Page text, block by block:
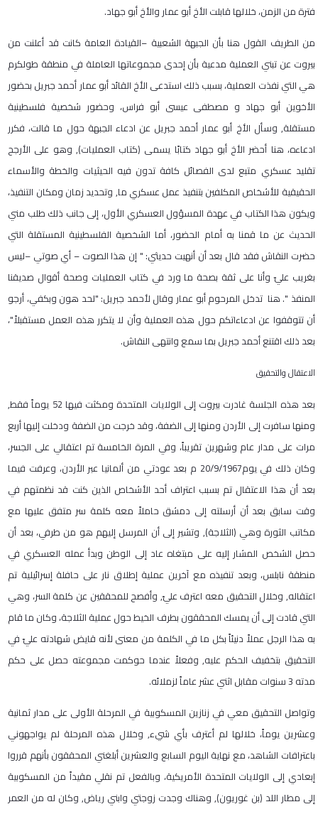
فترة من الزمن، خلالها قابلت الأخ أبو عمار والأخ أبو جهاد.
من الطريف القول هنا بأن الجبهة الشعبية –القيادة العامة كانت قد أعلنت من
بيروت عن تبني العملية مدعية بأن إحدى مجموعاتها العاملة في منطقة طولكرم
هي التي نفذت العملية، بسبب ذلك استدعى الأخ القائد أبو عمار أحمد جبريل بحضور
الأخوين أبو جهاد و مصطفى عيسى أبو فراس، وحضور شخصية فلسطينية
مستقلة, وسأل الأخ أبو عمار أحمد جبريل عن ادعاء الجبهة حول ما قالت، فكرر
ادعاءه، هنا أحضر الأخ أبو جهاد كتابًا يسمى (كتاب العمليات), وهو على الأرجح
تقليد عسكري متبع لدى الفصائل كافة تدون فيه الحيثيات والخطة والأسماء
الحقيقية للأشخاص المكلفين بتنفيذ عمل عسكري ما, وتحديد زمان ومكان التنفيذ،
ويكون هذا الكتاب في عهدة المسؤول العسكري الأول، إلى جانب ذلك طلب مني
الحديث عن ما قمنا به أمام الحضور، أما الشخصية الفلسطينية المستقلة التي
حضرت النقاش فقد قال بعد أن أنهيت حديثي:"إن هذا الصوت –أي صوتي –ليس
بغريب عليّ وأنا على ثقة بصحة ما ورد في كتاب العمليات وصحة أقوال صديقنا
المنفذ ". هنا تدخل المرحوم أبو عمار وقال لأحمد جبريل: "لحد هون وبكفي، أرجو
أن تتوقفوا عن ادعاءاتكم حول هذه العملية وأن لا يتكرر هذه العمل مستقبلاً"،
بعد ذلك اقتنع أحمد جبريل بما سمع وانتهى النقاش.
الاعتقال والتحقيق
بعد هذه الجلسة غادرت بيروت إلى الولايات المتحدة ومكثت فيها 52 يوماً فقط,
ومنها سافرت إلى الأردن ومنها إلى الضفة، وقد خرجت من الضفة ودخلت إليها أربع
مرات على مدار عام وشهرين تقريباً، وفي المرة الخامسة تم اعتقالي على الجسر،
وكان ذلك في يوم20/9/1967 م بعد عودتي من ألمانيا عبر الأردن، وعرفت فيما
بعد أن هذا الاعتقال تم بسبب اعتراف أحد الأشخاص الذين كنت قد نظمتهم في
وقت سابق بعد أن أرسلته إلى دمشق حاملاً معه كلمة سر متفق عليها مع
مكاتب الثورة وهي (الثلاجة), وتشير إلى أن المرسل إليهم هو من طرفي، بعد أن
حصل الشخص المشار إليه على مبتغاه عاد إلى الوطن وبدأ عمله العسكري في
منطقة نابلس، وبعد تنفيذه مع آخرين عملية إطلاق نار على حافلة إسرائيلية تم
اعتقاله, وخلال التحقيق معه اعترف عليّ, وأفصح للمحققين عن كلمة السر، وهي
التي قادت إلى أن يمسك المحققون بطرف الخيط حول عملية الثلاجة، وكان ما قام
به هذا الرجل عملاً دنيئاً بكل ما في الكلمة من معنى لأنه قايض شهادته عليّ في
التحقيق بتخفيف الحكم عليه, وفعلاً عندما حوكمت مجموعته حصل على حكم
مدته 3سنوات مقابل اثني عشر عاماً لزملائه.
وتواصل التحقيق معي في زنازين المسكوبية في المرحلة الأولى على مدار ثمانية
وعشرين يوماً، خلالها لم أعترف بأي شيء, وخلال هذه المرحلة لم يواجهوني
باعترافات الشاهد، مع نهاية اليوم السابع والعشرين أبلغني المحققون بأنهم قرروا
إبعادي إلى الولايات المتحدة الأمريكية، وبالفعل تم نقلي مقيداً من المسكوبية
إلى مطار اللد (بن غوريون), وهناك وجدت زوجتي وابني رياض, وكان له من العمر